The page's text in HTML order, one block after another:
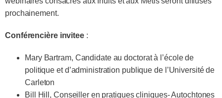
prochainement.
Conférencière invitee:
Mary Bartram, Candidate au doctorat à l’école de
politique et d’administration publique de l’Université de
Carleton
Bill Hill, Conseiller en pratiques cliniques- Autochtones